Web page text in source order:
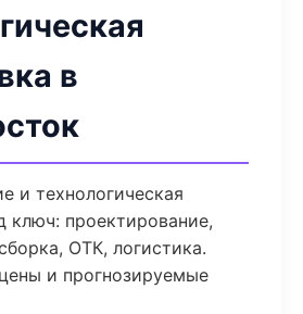
в
и технологическая
ключ: проектирование,
ОТК, логистика.
и прогнозируемые